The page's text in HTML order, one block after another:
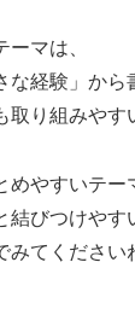
マは、
な経験」から
り組みやす
やすいテー
びつけやす
てください